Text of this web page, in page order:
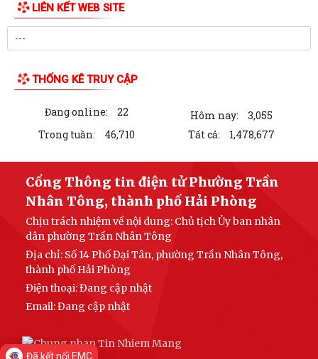
Trần Nhân Tông lần thứ Nhất, năm 2026
Chương trình làm việc của Thường trực HĐND, Lãnh đạo UBND phường
hội 6 tháng đầu năm, triển...
UBND phường Trần Nhân Tông tổ chức phiên họp thường kỳ tháng 7
Về việc ủy quyền thực hiện nhiệm vụ thuộc thẩm quyền của Chủ tịch
Ủy ban nhân dân thành phố trong...
Hướng dẫn, khuyến cáo nông dân thực hiện tốt các biện pháp kỹ thuật
chăm sóc lúa
Hướng dẫn Phòng trừ bệnh lùn sọc đen hại lúa mùa
Ban hành Kế hoạch triển khai đánh giá, xác định Chỉ số cải cách hành
Phường Trần Nhân Tông tích cực đưa Luật Thương mại điện tử vào đời
LIÊN KẾT WEB SITE
THỐNG KÊ TRUY CẬP
Đang online: 22 Hôm nay:
3,055
Trong tuần:
46,710 Tất cả: 1,478,677
Cổng Thông tin điện tử Phường Trần
Nhân Tông, thành phố Hải Phòng
Chịu trách nhiệm về nội dung: Chủ tịch Ủy ban nhân
dân phường Trần Nhân Tông
Địa chỉ: Số 14 Phố Đại Tân, phường Trần Nhân Tông,
thành phố Hải Phòng
Điện thoại: Đang cập nhật
Email:Đang cập nhật
Đã kết nối EMC